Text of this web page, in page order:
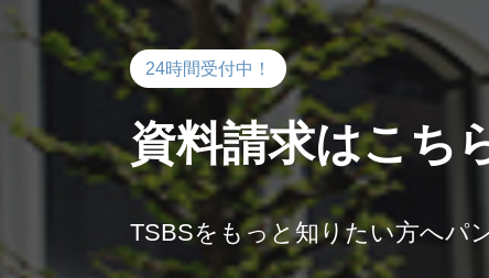
24時間受付中！
資料請求はこち
TSBSをもっと知りたい方へパ